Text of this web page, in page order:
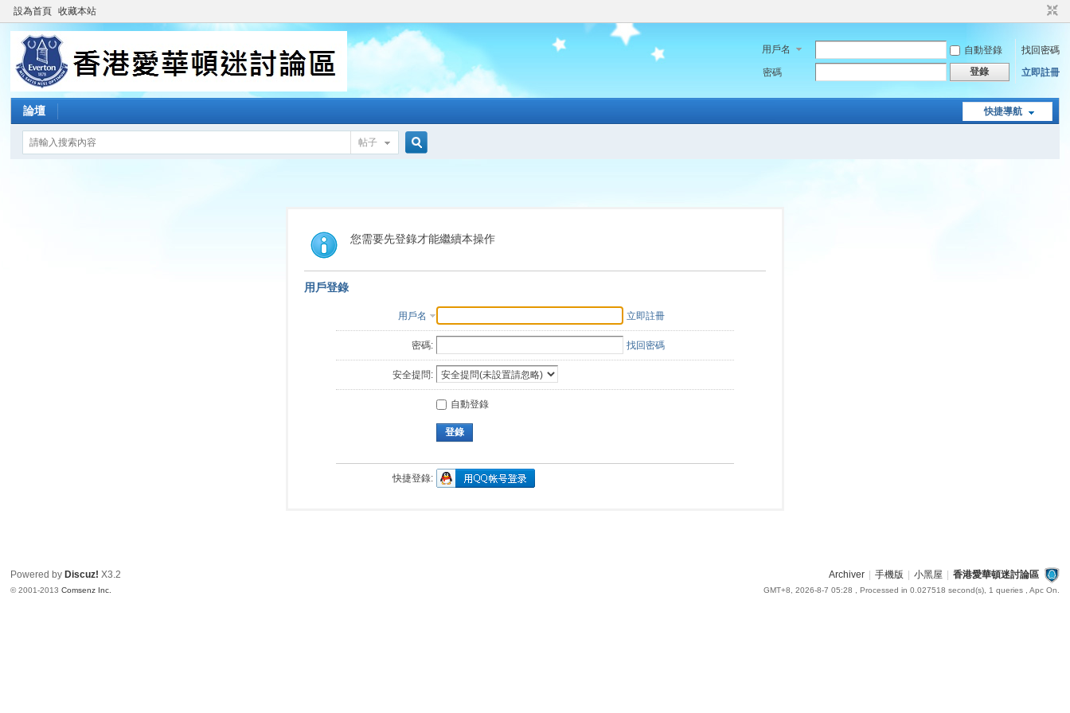
設為首頁 收藏本站
用戶名 自動登錄
找回密碼
密碼
登錄 立即註冊
快捷導航
論壇
帖子
索
您需要先登錄才能繼續本操作
用戶登錄
用戶名 立即註冊
密碼: 找回密碼
安全提問:
自動登錄
登錄
快捷登錄:
Archiver 手機版 小黑屋 香港愛華頓迷討論區
GMT+8, 2026-8-7 05:28 , Processed in 0.027518 second(s), 1 queries , Apc On.
Powered by Discuz! X3.2
© 2001-2013Comsenz Inc.